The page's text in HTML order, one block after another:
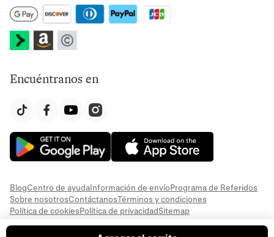
Encuéntranos en
BlogCentro de ayudaInformación de envíoPrograma de Referidos
Sobre nosotrosContáctanosTérminos y condiciones
Política de cookiesPolítica de privacidadSitemap